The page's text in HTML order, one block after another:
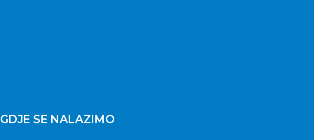
GDJE SE NALAZIMO